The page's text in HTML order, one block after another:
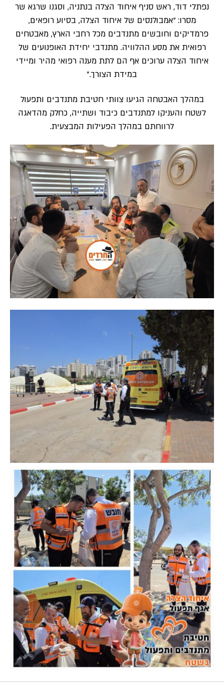
נפתלי דוד, ראש סניף איחוד הצלה בנתניה, וסגנו שרגא שר
מסרו: “אמבולנסים של איחוד הצלה, בסיוע רופאים,
פרמדיקים וחובשים מתנדבים מכל רחבי הארץ, מאבטחים
רפואית את מסע ההלוויה. מתנדבי יחידת האופנועים של
איחוד הצלה ערוכים אף הם לתת מענה רפואי מהיר ומיידי
במידת הצורך.”
במהלך האבטחה הגיעו צוותי חטיבת מתנדבים ותפעול
לשטח והעניקו למתנדבים כיבוד ושתייה, כחלק מהדאגה
לרווחתם במהלך הפעילות המבצעית.